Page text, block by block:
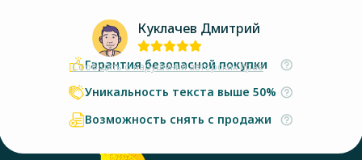
Куклачев Дмитрий
Сообщить о нарушении авторских прав
Гарантия безопасной покупки
Уникальность текста выше 50%
Возможность снять с продажи